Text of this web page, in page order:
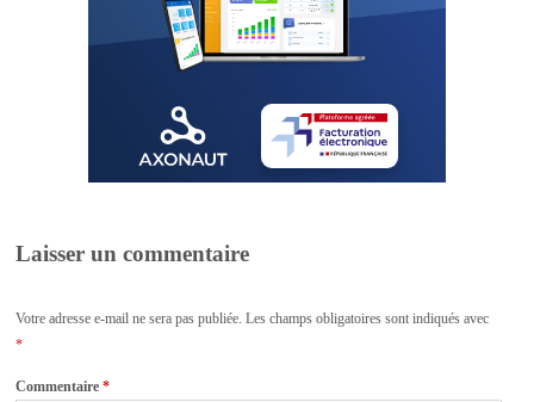
Laisser un commentaire
Votre adresse e-mail ne sera pas publiée. Les champs obligatoires sont indiqués avec
*
Commentaire*